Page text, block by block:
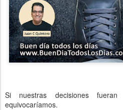
Si nuestras decisiones
equivocaríamos.